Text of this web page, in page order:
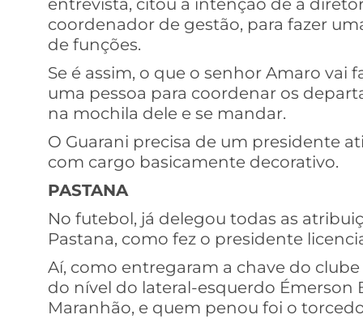
entrevista, citou a intenção de a
coordenador de gestão, para fazer
de funções.
Se é assim, o que o senhor Amaro vai
uma pessoa para coordenar os
na mochila dele e se mandar.
O Guarani precisa de um presidente
com cargo basicamente decorativo.
PASTANA
No futebol, já delegou todas as
Pastana, como fez o presidente
Aí, como entregaram a chave do
do nível do lateral-esquerdo Émerson
Maranhão, e quem penou foi o